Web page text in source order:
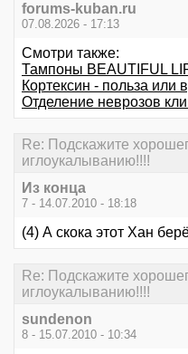
forums-kuban.ru
07.08.2026 - 17:13
Смотри также:
Тампоны BEAUTIFUL
Кортексин - польза или
Отделение неврозов
Re: Подскажите
иглоукалыванию!!!!
Из конца
7 - 14.07.2010 - 18:18
(4) А скока этот Хан
Re: Подскажите
иглоукалыванию!!!!
sundenon
8 - 15.07.2010 - 10:34